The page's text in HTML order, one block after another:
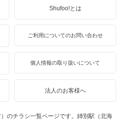
Shufoo!とは
ご利用についてのお問い合わせ
個人情報の取り扱いについて
法人のお客様へ
のチラシ一覧ページです。姉別駅（北海